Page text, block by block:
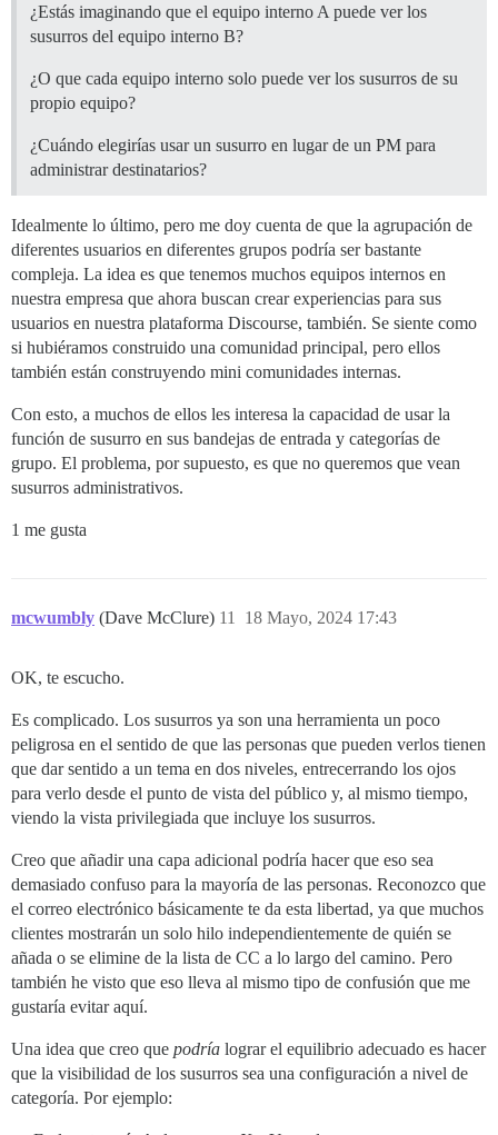
¿Estás imaginando que el equipo interno A puede ver los
susurros del equipo interno B?
¿O que cada equipo interno solo puede ver los susurros de su
propio equipo?
¿Cuándo elegirías usar un susurro en lugar de un PM para
administrar destinatarios?
Idealmente lo último, pero me doy cuenta de que la agrupación de
diferentes usuarios en diferentes grupos podría ser bastante
compleja. La idea es que tenemos muchos equipos internos en
nuestra empresa que ahora buscan crear experiencias para sus
usuarios en nuestra plataforma Discourse, también. Se siente como
si hubiéramos construido una comunidad principal, pero ellos
también están construyendo mini comunidades internas.
Con esto, a muchos de ellos les interesa la capacidad de usar la
función de susurro en sus bandejas de entrada y categorías de
grupo. El problema, por supuesto, es que no queremos que vean
susurros administrativos.
1 me gusta
mcwumbly (Dave McClure) 18 Mayo, 2024 17:43
11
OK, te escucho.
Es complicado. Los susurros ya son una herramienta un poco
peligrosa en el sentido de que las personas que pueden verlos tienen
que dar sentido a un tema en dos niveles, entrecerrando los ojos
para verlo desde el punto de vista del público y, al mismo tiempo,
viendo la vista privilegiada que incluye los susurros.
Creo que añadir una capa adicional podría hacer que eso sea
demasiado confuso para la mayoría de las personas. Reconozco que
el correo electrónico básicamente te da esta libertad, ya que muchos
clientes mostrarán un solo hilo independientemente de quién se
añada o se elimine de la lista de CC a lo largo del camino. Pero
también he visto que eso lleva al mismo tipo de confusión que me
gustaría evitar aquí.
Una idea que creo que podría lograr el equilibrio adecuado es hacer
que la visibilidad de los susurros sea una configuración a nivel de
categoría. Por ejemplo: